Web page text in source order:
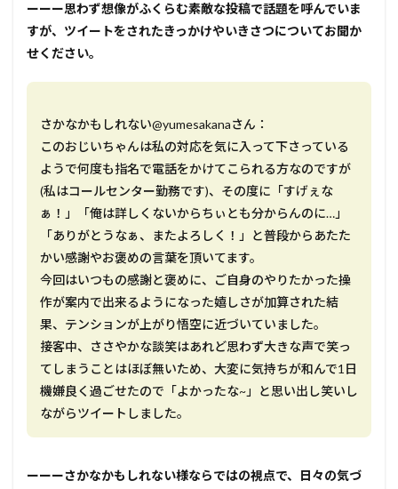
ーーー思わず想像がふくらむ素敵な投稿で話題を呼んでいま
すが、ツイートをされたきっかけやいきさつについてお聞か
せください。
さかなかもしれない@yumesakanaさん：
このおじいちゃんは私の対応を気に入って下さっている
ようで何度も指名で電話をかけてこられる方なのですが
(私はコールセンター勤務です)、その度に「すげぇな
ぁ！」「俺は詳しくないからちぃとも分からんのに…」
「ありがとうなぁ、またよろしく！」と普段からあたた
かい感謝やお褒めの言葉を頂いてます。
今回はいつもの感謝と褒めに、ご自身のやりたかった操
作が案内で出来るようになった嬉しさが加算された結
果、テンションが上がり悟空に近づいていました。
接客中、ささやかな談笑はあれど思わず大きな声で笑っ
てしまうことはほぼ無いため、大変に気持ちが和んで1日
機嫌良く過ごせたので「よかったな~」と思い出し笑いし
ながらツイートしました。
ーーーさかなかもしれない様ならではの視点で、日々の気づ